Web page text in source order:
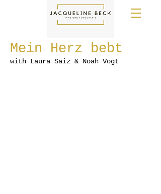
Mein Herz bebt
with Laura Saiz & Noah Vogt